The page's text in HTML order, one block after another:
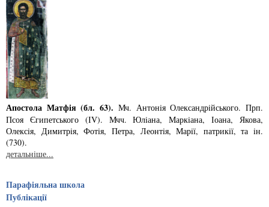
Апостола Матфія (бл. 63). Мч. Антонiя Олександрiйського. Прп.
Псоя Єгипетського (ІV). Мчч. Юлiана, Маркiана, Іоана, Якова,
Олексiя, Димитрiя, Фотiя, Петра, Леонтiя, Марiї, патрикiї, та iн.
(730).
детальніше...
Парафіяльна школа
Публікації